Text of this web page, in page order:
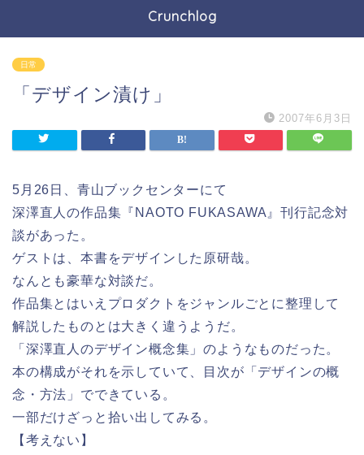
Crunchlog
日常
「デザイン漬け」
2007年6月3日
5月26日、青山ブックセンターにて
深澤直人の作品集『NAOTO FUKASAWA』刊行記念対
談があった。
ゲストは、本書をデザインした原研哉。
なんとも豪華な対談だ。
作品集とはいえプロダクトをジャンルごとに整理して
解説したものとは大きく違うようだ。
「深澤直人のデザイン概念集」のようなものだった。
本の構成がそれを示していて、目次が「デザインの概
念・方法」でできている。
一部だけざっと拾い出してみる。
【考えない】